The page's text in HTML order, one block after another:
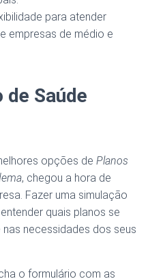
para atender
empresas de médio e
de Saúde
opções de Planos
, chegou a hora de
Fazer uma simulação
quais planos se
necessidades dos seus
o formulário com as